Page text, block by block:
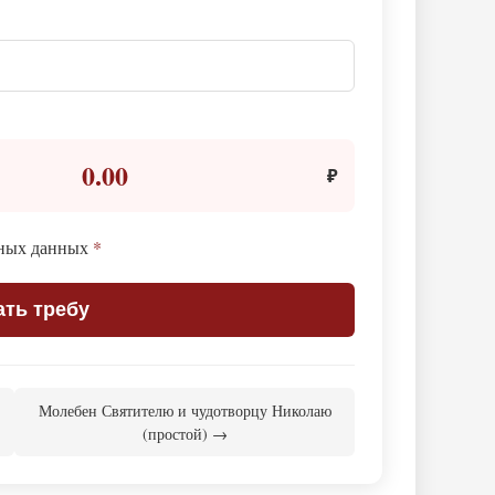
0.00 ₽
данных *
требу
Молебен Святителю и чудотворцу Николаю
(простой) →